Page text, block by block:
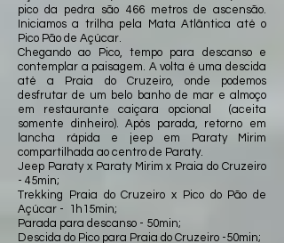
pico da pedra são 466 metros de ascensão.
Iniciamos a trilha pela Mata Atlântica até o
Pico Pão de Açúcar.
Chegando ao Pico, tempo para descanso e
contemplar a paisagem. A volta é uma descida
até a Praia do Cruzeiro, onde podemos
desfrutar de um belo banho de mar e almoço
em restaurante caiçara opcional (aceita
somente dinheiro). Após parada, retorno em
lancha rápida e jeep em Paraty Mirim
compartilhada ao centro de Paraty.
Jeep Paraty x Paraty Mirim x Praia do Cruzeiro
- 45min;
Trekking Praia do Cruzeiro x Pico do Pão de
Açúcar - 1h15min;
Parada para descanso - 50min;
Descida do Pico para Praia do Cruzeiro -50min;